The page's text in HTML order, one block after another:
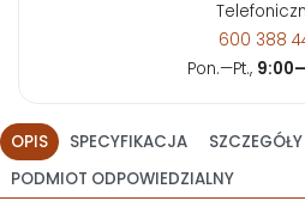
600 388
Pon.—Pt.,
OPIS SPECYFIKACJA
PODMIOT ODPOWIEDZIALNY